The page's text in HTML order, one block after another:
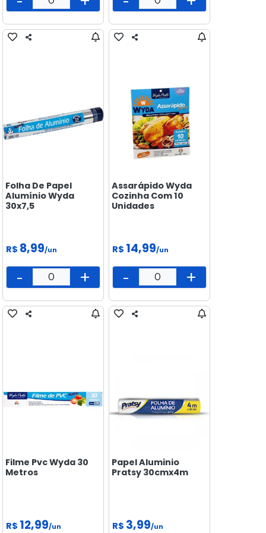
MERCEARIA
PADARIA
Folha De Papel
Alumínio Wyda
30x7,5
R$ 8,99/un
- +
Assarápido Wyda
Cozinha Com 10
Unidades
R$ 14,99/un
- +
Filme Pvc Wyda 30
Metros
R$ 12,99/un
Papel Aluminio
Pratsy 30cmx4m
R$ 3,99/un